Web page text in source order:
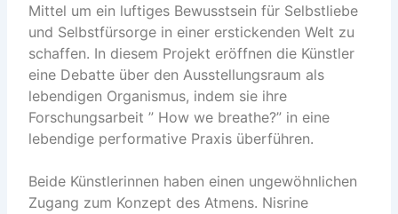
Mittel um ein luftiges Bewusstsein für Selbstliebe
und Selbstfürsorge in einer erstickenden Welt zu
schaffen. In diesem Projekt eröffnen die Künstler
eine Debatte über den Ausstellungsraum als
lebendigen Organismus, indem sie ihre
Forschungsarbeit ” How we breathe?” in eine
lebendige performative Praxis überführen.
Beide Künstlerinnen haben einen ungewöhnlichen
Zugang zum Konzept des Atmens. Nisrine